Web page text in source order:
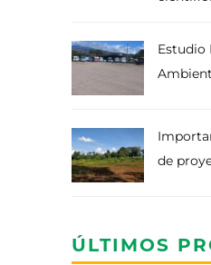
Estudio
de
ÚLTIMOS